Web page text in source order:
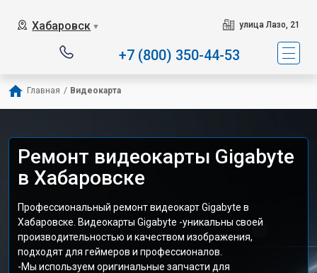
Хабаровск ▼ улица Лазо, 21
+7 (800) 350-44-53
Главная / Видеокарта
Ремонт видеокарты Gigabyte
в Хабаровске
Профессиональный ремонт видеокарт Gigabyte в
Хабаровске. Видеокарты Gigabyte -уникальны своей
производительностью и качеством изображения,
подходят для геймеров и профессионалов.
-Мы используем оригинальные запчасти для